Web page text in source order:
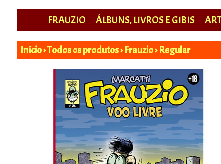
FRAUZIO ÁLBUNS, LIVROS E GIBIS
Início›Todos os produtos› Frauzio› Regular